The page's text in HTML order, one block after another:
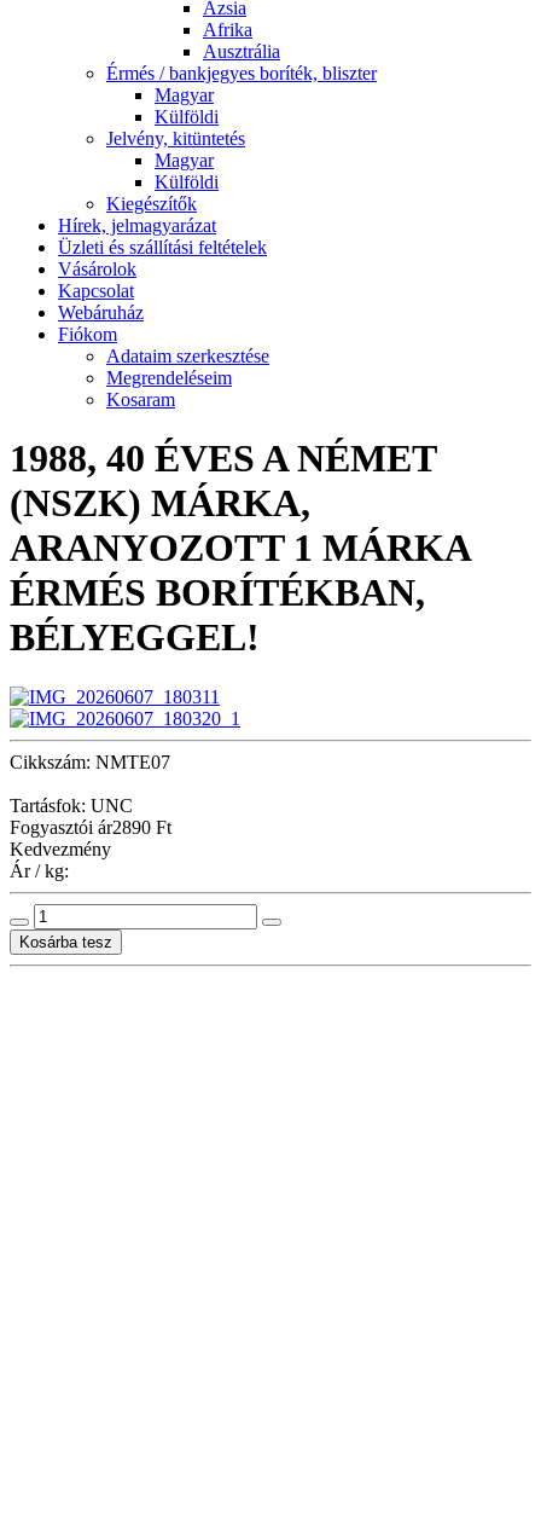
Ázsia
Afrika
Ausztrália
Érmés / bankjegyes boríték, bliszter
Magyar
Külföldi
Jelvény, kitüntetés
Magyar
Külföldi
Kiegészítők
Hírek, jelmagyarázat
Üzleti és szállítási feltételek
Vásárolok
Kapcsolat
Webáruház
Fiókom
Adataim szerkesztése
Megrendeléseim
Kosaram
1988, 40 ÉVES A NÉMET
(NSZK) MÁRKA,
ARANYOZOTT 1 MÁRKA
ÉRMÉS BORÍTÉKBAN,
BÉLYEGGEL!
Cikkszám: NMTE07
Tartásfok: UNC
Fogyasztói ár2890 Ft
Kedvezmény
Ár / kg: